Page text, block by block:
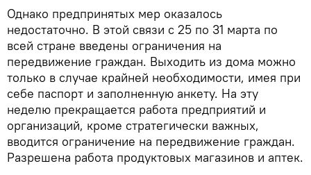
Однако предпринятых мер оказалось
недостаточно. В этой связи с 25 по 31 марта по
всей стране введены ограничения на
передвижение граждан. Выходить из дома можно
только в случае крайней необходимости, имея при
себе паспорт и заполненную анкету. На эту
неделю прекращается работа предприятий и
организаций, кроме стратегически важных,
вводится ограничение на передвижение граждан.
Разрешена работа продуктовых магазинов и аптек.